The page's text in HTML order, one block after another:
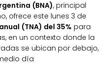
(BNA), principal
ofrece este lunes 3 de
(TNA) del 35% para
en un contexto donde la
se ubican por debajo,
día